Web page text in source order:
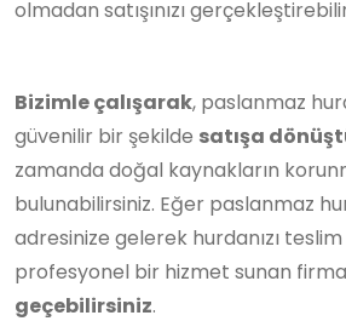
olmadan satışınızı
Bizimle çalışarak, paslanmaz
güvenilir bir şekilde satışa
zamanda doğal kaynakların
bulunabilirsiniz. Eğer paslanmaz
adresinize gelerek hurdanızı
profesyonel bir hizmet sunan
geçebilirsiniz.